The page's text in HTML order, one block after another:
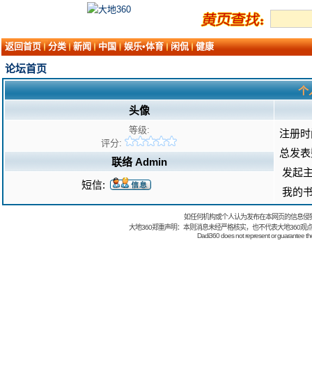
返回首页 分类 新闻 中国 娱乐•体育 闲侃 健康
论坛首页
个
头像
等级:
评分:
注册
总发
发起
我的
联络 Admin
短信:
如任何机构或个人认为发布在本网页的信息
大地360郑重声明：本则消息未经严格核实，也不代表大地360观
Dadi360 does not represent or guarantee